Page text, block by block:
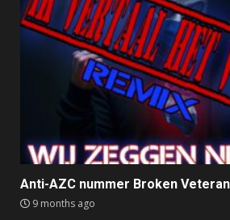
Anti-AZC nummer Broken
9 months ago